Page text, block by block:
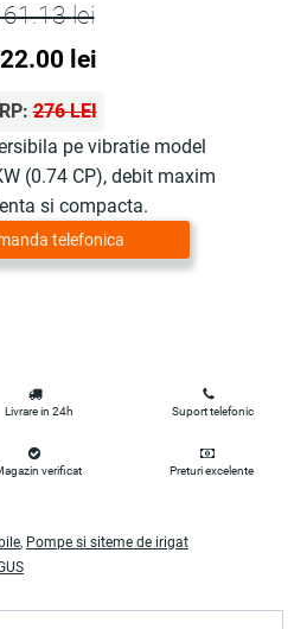
lei
lei.
lei
este:
122.00 lei.
276 LEI
pe vibratie model
(0.74 CP), debit maxim
si compacta.
telefonica
Livrare in 24h Suport telefonic
verificat Preturi excelente
, Pompe si siteme de irigat